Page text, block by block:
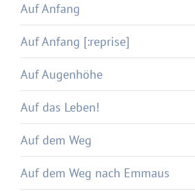
Auf Anfang
Auf Anfang [:reprise]
Auf Augenhöhe
Auf das Leben!
Auf dem Weg
Auf dem Weg nach Emmaus